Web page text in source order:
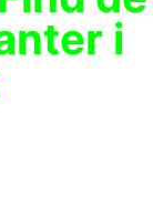
i